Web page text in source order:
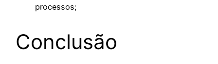
processos;
Conclusão